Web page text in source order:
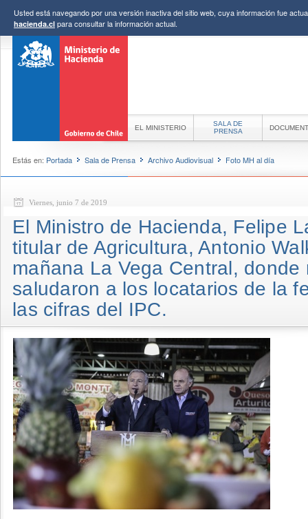
Usted está navegando por una versión inactiva del sitio web, cuya información fue
hacienda.cl para consultar la información actual.
EL MINISTERIO
SALA DE
PRENSA
Estás en: Portada Sala de Prensa Archivo Audiovisual Foto MH al día
Viernes, junio 7 de 2019
El Ministro de Hacienda, Felipe
titular de Agricultura, Antonio
mañana La Vega Central, donde
saludaron a los locatarios de la
las cifras del IPC.